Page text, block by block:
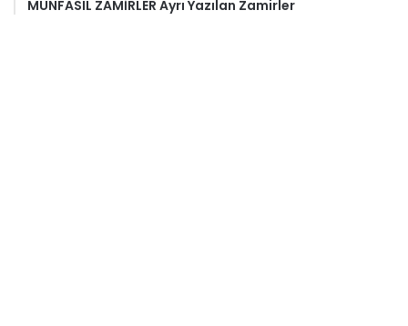
MUNFASIL ZAMİRLER Ayrı Yazılan Zamirler